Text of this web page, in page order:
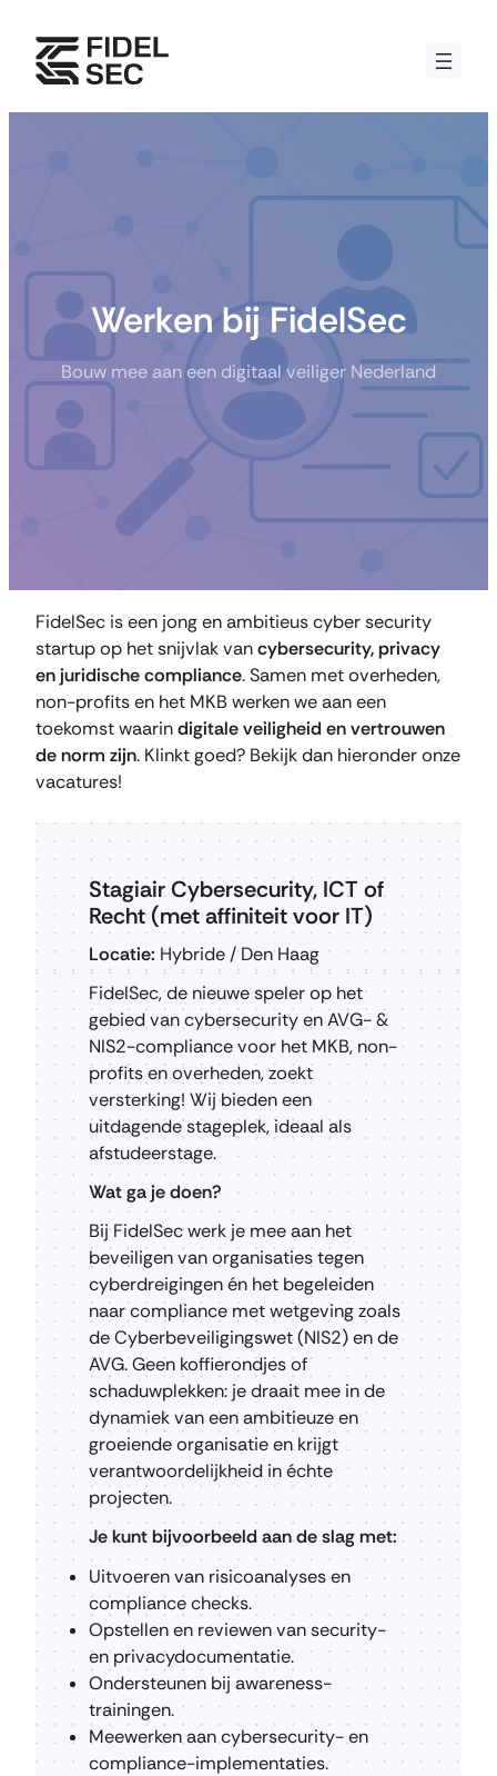
content
Werken bij FidelSec
Bouw mee aan een digitaal veiliger Nederland
FidelSec is een jong en ambitieus cyber security
startup op het snijvlak vancybersecurity, privacy
en juridische compliance. Samen met overheden,
non-profits en het MKB werken we aan een
toekomst waarindigitale veiligheid en vertrouwen
de norm zijn. Klinkt goed? Bekijk dan hieronder onze
vacatures!
Stagiair Cybersecurity, ICT of
Recht (met affiniteit voor IT)
Locatie: Hybride / Den Haag
FidelSec, de nieuwe speler op het
gebied van cybersecurity en AVG- &
NIS2-compliance voor het MKB, non-
profits en overheden, zoekt
versterking! Wij bieden een
uitdagende stageplek, ideaal als
afstudeerstage.
Wat ga je doen?
Bij FidelSec werk je mee aan het
beveiligen van organisaties tegen
cyberdreigingen én het begeleiden
naar compliance met wetgeving zoals
de Cyberbeveiligingswet (NIS2) en de
AVG. Geen koffierondjes of
schaduwplekken: je draait mee in de
dynamiek van een ambitieuze en
groeiende organisatie en krijgt
verantwoordelijkheid in échte
projecten.
Je kunt bijvoorbeeld aan de slag met:
Uitvoeren van risicoanalyses en
compliance checks.
Opstellen en reviewen van security-
en privacydocumentatie.
Ondersteunen bij awareness-
trainingen.
Meewerken aan cybersecurity- en
compliance-implementaties.